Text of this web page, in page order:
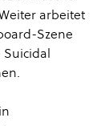
arbeitet
Szene